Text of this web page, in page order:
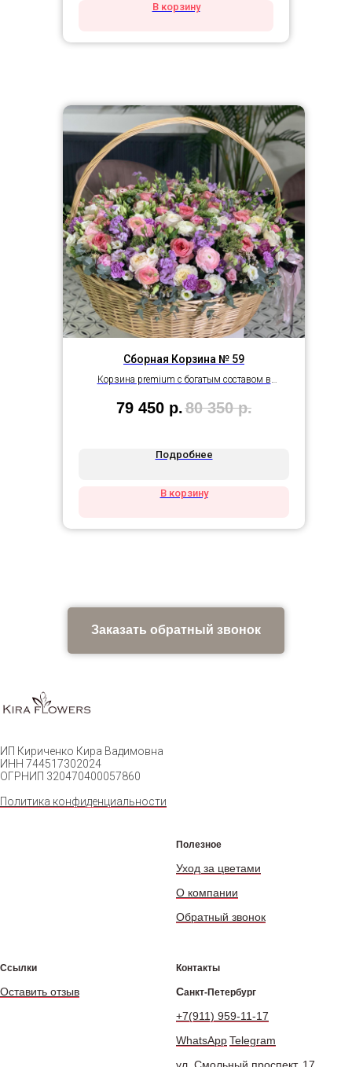
В корзину
Сборная Корзина № 59
Корзина premium с богатым составом в
79 450 р.80 350 р.
Подробнее
В корзину
Заказать обратный звонок
ИП Кириченко Кира Вадимовна
ИНН 744517302024
ОГРНИП 320470400057860
Политика конфиденциальности
Полезное
Уход за цветами
О компании
Обратный звонок
Ссылки
Оставить отзыв
Контакты
Санкт-Петербург
+7(911) 959-11-17
WhatsAppTelegram